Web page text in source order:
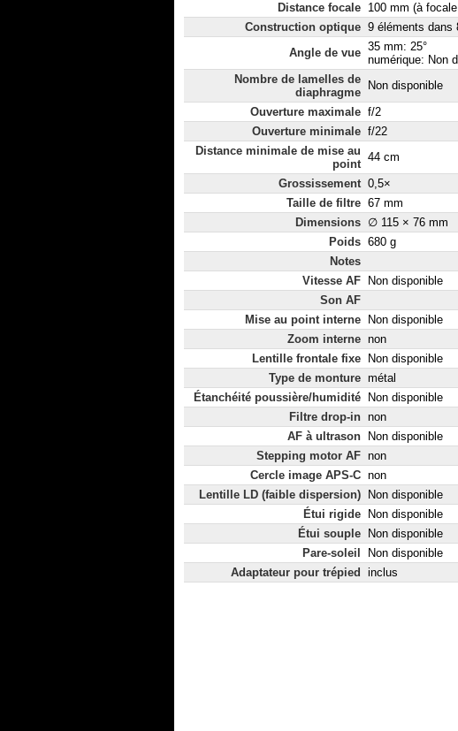
Distance focale 100 mm (à
Construction optique 9 éléments dans
Angle de vue 35 mm: 25°
numérique: Non
Nombre de lamelles de
diaphragme
Non disponible
Ouverture maximale f/2
Ouverture minimale f/22
Distance minimale de mise au
point
44 cm
Grossissement 0,5×
Taille de filtre 67 mm
Dimensions ∅ 115 × 76 mm
Poids 680 g
Notes
Vitesse AF
Non disponible
Son AF
Mise au point interne
Non disponible
Zoom interne non
Lentille frontale fixe
Non disponible
Type de monture métal
Étanchéité poussière/humidité
Non disponible
Filtre drop-in non
AF à ultrason
Non disponible
Stepping motor AF non
Cercle image APS-C non
Lentille LD (faible dispersion)
Non disponible
Étui rigide
Non disponible
Étui souple
Non disponible
Pare-soleil
Non disponible
Adaptateur pour trépied
inclus